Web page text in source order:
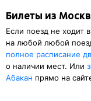
Билеты из
Если поезд не ходит
на любой любой
полное расписание
о наличии мест. Или
Абакан прямо на